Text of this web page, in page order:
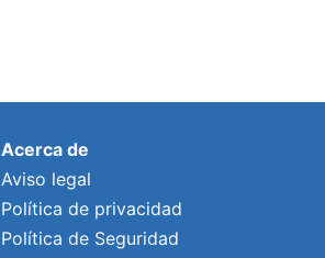
Acerca de
Aviso legal
Política de privacidad
Política de Seguridad